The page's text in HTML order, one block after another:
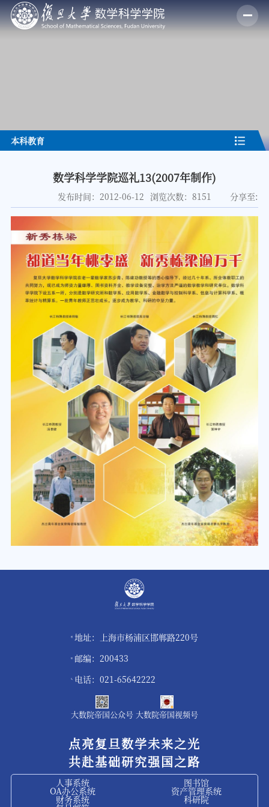
本科教育
数学科学学院巡礼13(2007年制作)
发布时间：2012-06-12 浏览次数：8151 分享至:
地址：上海市杨浦区邯郸路220号
邮编：200433
电话：021-65642222
大数院帝国公众号 大数院帝国视频号
点亮复旦数学未来之光
共赴基础研究强国之路
人事系统 图书馆
OA办公系统 资产管理系统
财务系统 科研院